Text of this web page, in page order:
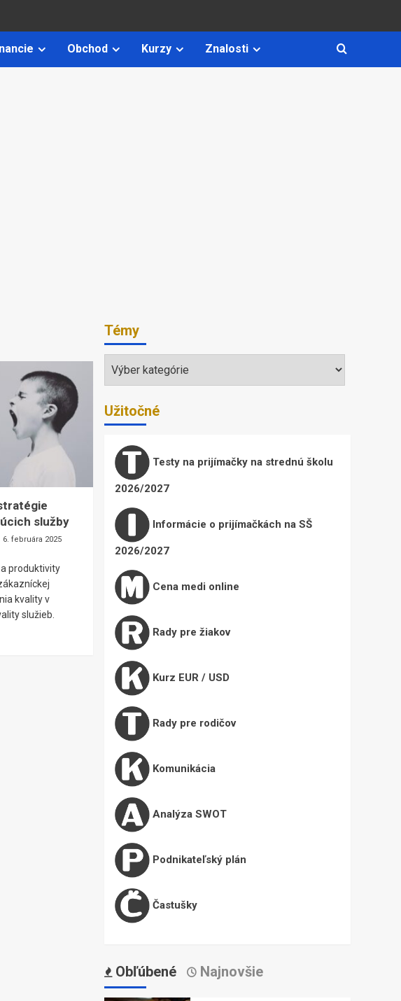
Obchod Kurzy Znalosti
služby
6. februára 2025
produktivity
kvality v
služieb.
Témy
Témy
Užitočné
Testy na prijímačky na strednú školu
2026/2027
Informácie o prijímačkách na SŠ
2026/2027
Cena medi online
Rady pre žiakov
Kurz EUR / USD
Rady pre rodičov
Komunikácia
Analýza SWOT
Podnikateľský plán
Častušky
Obľúbené Najnovšie